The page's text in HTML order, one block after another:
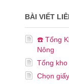
BÀI VIẾT
☎️ Tổng
Nông
Tổng
Chọn